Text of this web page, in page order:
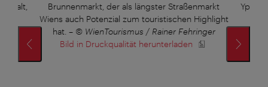
Brunnenmarkt, der als längster Straßenmarkt
Wiens auch Potenzial zum touristischen Highlight
hat. – © WienTourismus / Rainer Fehringer
Bild in Druckqualität herunterladen